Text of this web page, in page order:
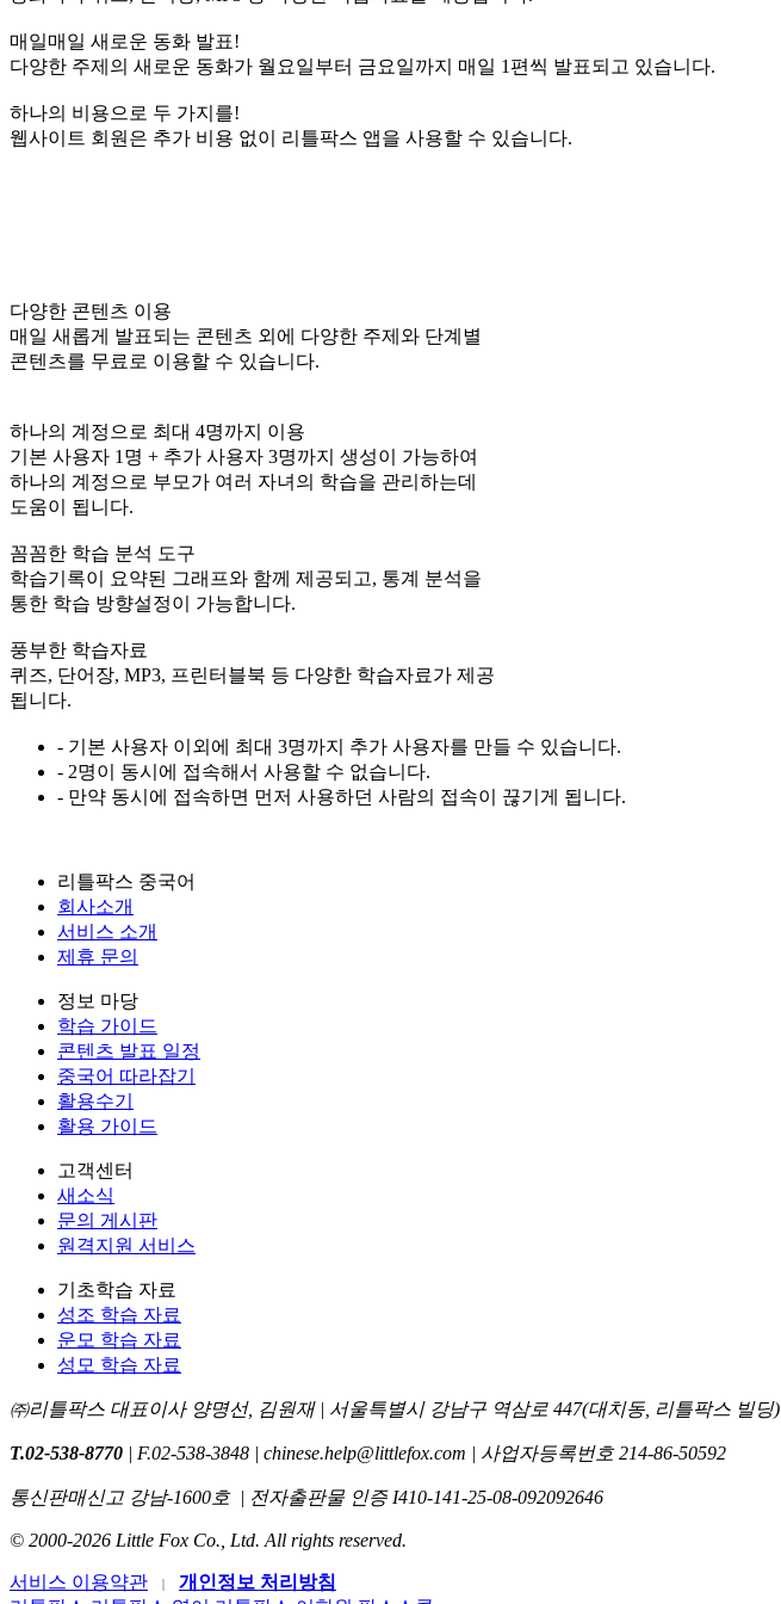
매일매일 새로운 동화 발표!
다양한 주제의 새로운 동화가 월요일부터 금요일까지 매일 1편씩 발표되고 있습니다.
하나의 비용으로 두 가지를!
웹사이트 회원은 추가 비용 없이 리틀팍스 앱을 사용할 수 있습니다.
다양한 콘텐츠 이용
매일 새롭게 발표되는 콘텐츠 외에 다양한 주제와 단계별
콘텐츠를 무료로 이용할 수 있습니다.
하나의 계정으로 최대 4명까지 이용
기본 사용자 1명 + 추가 사용자 3명까지 생성이 가능하여
하나의 계정으로 부모가 여러 자녀의 학습을 관리하는데
도움이 됩니다.
꼼꼼한 학습 분석 도구
학습기록이 요약된 그래프와 함께 제공되고, 통계 분석을
통한 학습 방향설정이 가능합니다.
풍부한 학습자료
퀴즈, 단어장, MP3, 프린터블북 등 다양한 학습자료가 제공
됩니다.
- 기본 사용자 이외에 최대 3명까지 추가 사용자를 만들 수 있습니다.
- 2명이 동시에 접속해서 사용할 수 없습니다.
- 만약 동시에 접속하면 먼저 사용하던 사람의 접속이 끊기게 됩니다.
리틀팍스 중국어
회사소개
서비스 소개
제휴 문의
정보 마당
학습 가이드
콘텐츠 발표 일정
중국어 따라잡기
활용수기
활용 가이드
고객센터
새소식
문의 게시판
원격지원 서비스
기초학습 자료
성조 학습 자료
운모 학습 자료
성모 학습 자료
㈜리틀팍스 대표이사 양명선, 김원재 | 서울특별시 강남구 역삼로 447(대치동, 리틀팍스 빌딩)
T.02-538-8770 | F.02-538-3848 | chinese.help@littlefox.com | 사업자등록번호 214-86-50592
통신판매신고 강남-1600호 | 전자출판물 인증 I410-141-25-08-092092646
© 2000-2026 Little Fox Co., Ltd. All rights reserved.
서비스 이용약관
개인정보 처리방침